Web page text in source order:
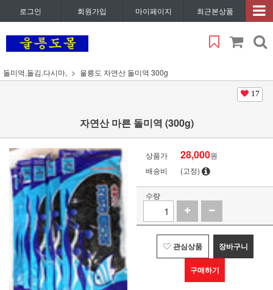
로그인 회원가입 마이페이지 최근본상품
돌미역,돌김.다시마, 울릉도 자연산 돌미역 300g
17
자연산 마른 돌미역 (300g)
상품가 28,000원
배송비
(고정)
수량
관심상품 장바구니
구매하기